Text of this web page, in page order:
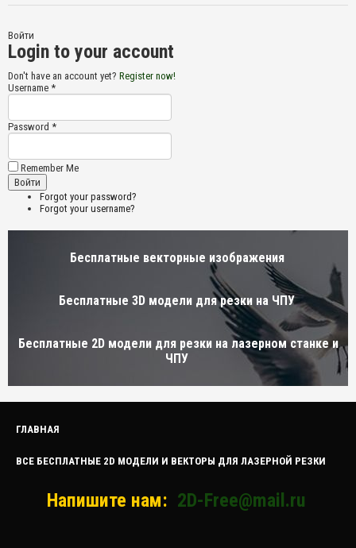
Войти
Login to your account
Don't have an account yet? Register now!
Username *
Password *
Remember Me
Forgot your password?
Forgot your username?
Бесплатные векторные изображения
Бесплатные 3D модели для резки на ЧПУ
Бесплатные 2D модели для резки на лазерном станке и
ЧПУ
ГЛАВНАЯ
ВСЕ БЕСПЛАТНЫЕ 2D МОДЕЛИ И ВЕКТОРЫ ДЛЯ ЛАЗЕРНОЙ РЕЗКИ
Напишите нам: 2D-Free@mail.ru